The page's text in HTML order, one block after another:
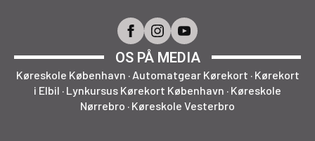
OS PÅ MEDIA
Køreskole København · Automatgear Kørekort · Kørekort
i Elbil · Lynkursus Kørekort København · Køreskole
Nørrebro · Køreskole Vesterbro